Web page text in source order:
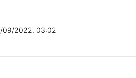
09/2022, 03:02